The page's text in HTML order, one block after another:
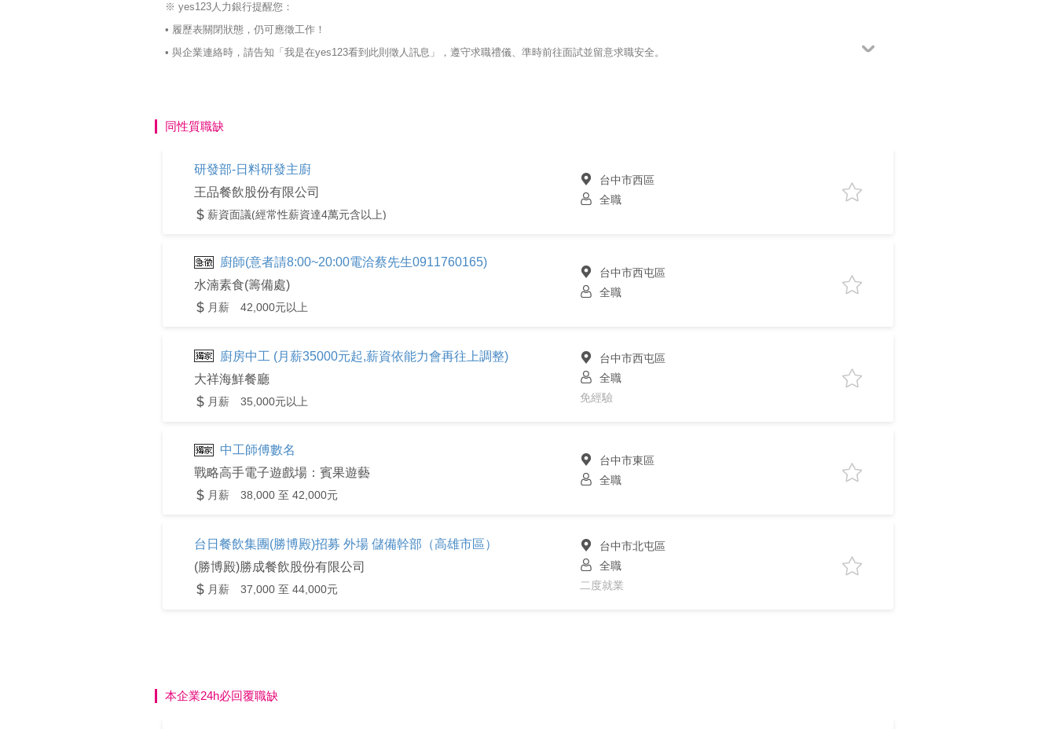
※ yes123人力銀行提醒您：
• 履歷表關閉狀態，仍可應徵工作！
• 與企業連絡時，請告知「我是在yes123看到此則徵人訊息」，遵守求職禮儀、準時前往面試並留意求職安全。
同性質職缺
研發部-日料研發主廚
王品餐飲股份有限公司
薪資面議(經常性薪資達4萬元含以上)
台中市西區
全職
廚師(意者請8:00~20:00電洽蔡先生0911760165)
水湳素食(籌備處)
月薪 42,000元以上
台中市西屯區
全職
廚房中工 (月薪35000元起,薪資依能力會再往上調整)
大祥海鮮餐廳
月薪 35,000元以上
台中市西屯區
全職
免經驗
中工師傅數名
戰略高手電子遊戲場：賓果遊藝
月薪 38,000 至 42,000元
台中市東區
全職
台日餐飲集團(勝博殿)招募 外場 儲備幹部（高雄市區）
(勝博殿)勝成餐飲股份有限公司
月薪 37,000 至 44,000元
台中市北屯區
全職
二度就業
本企業24h必回覆職缺